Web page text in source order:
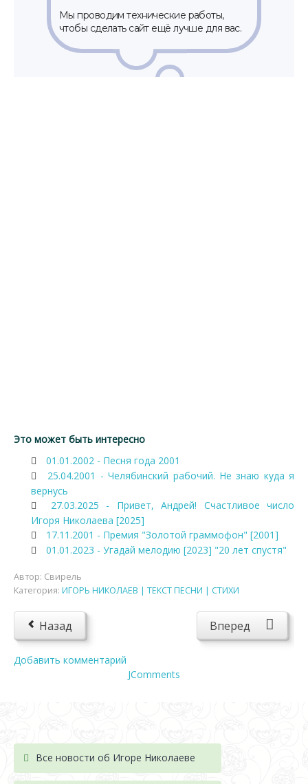
Это может быть интересно
01.01.2002 - Песня года 2001
25.04.2001 - Челябинский рабочий. Не знаю куда я
вернусь
27.03.2025 - Привет, Андрей! Счастливое число
Игоря Николаева [2025]
17.11.2001 - Премия "Золотой граммофон" [2001]
01.01.2023 - Угадай мелодию [2023] "20 лет спустя"
Автор: Свирель
Категория: ИГОРЬ НИКОЛАЕВ | ТЕКСТ ПЕСНИ | СТИХИ
Назад Вперед
Добавить комментарий
JComments
Все новости об Игоре Николаеве